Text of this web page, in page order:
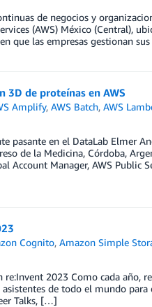
de negocios y
(AWS) México (Central),
que las empresas gestionan
3D de proteínas en AWS
Amplify,AWS Batch,AWS
pasante en el DataLab Elmer
de la Medicina, Córdoba,
Account Manager, AWS Public
Cognito,Amazon Simple
2023 Como cada año,
de todo el mundo para
Talks, […]